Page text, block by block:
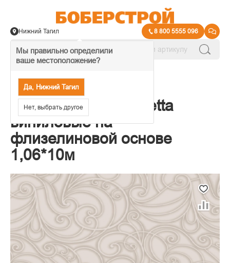
Мы правильно определили
ваше местоположение?
Да, Нижний Тагил
Нет, выбрать другое
Нижний Тагил 8 800 5555 096
Обои Erismann Violetta
виниловые на
флизелиновой основе
1,06*10м